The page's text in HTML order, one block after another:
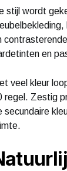
stijl wordt
en
veel kleur
regel. Zestig
secundaire